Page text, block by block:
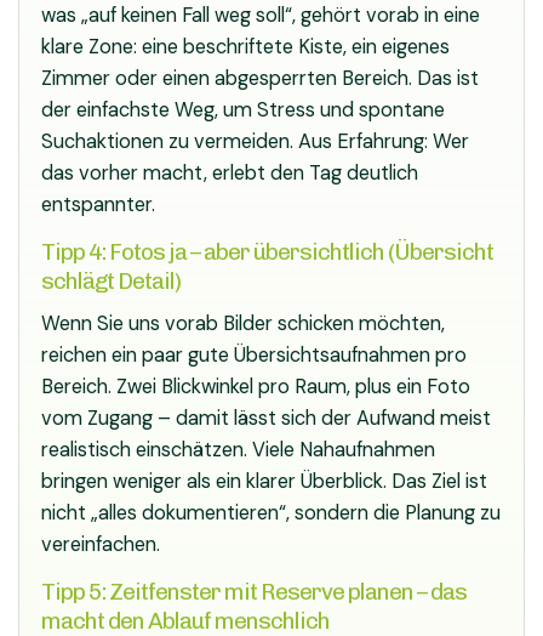
was „auf keinen Fall weg soll“, gehört vorab in eine
klare Zone: eine beschriftete Kiste, ein eigenes
Zimmer oder einen abgesperrten Bereich. Das ist
der einfachste Weg, um Stress und spontane
Suchaktionen zu vermeiden. Aus Erfahrung: Wer
das vorher macht, erlebt den Tag deutlich
entspannter.
Tipp 4: Fotos ja – aber übersichtlich (Übersicht
schlägt Detail)
Wenn Sie uns vorab Bilder schicken möchten,
reichen ein paar gute Übersichtsaufnahmen pro
Bereich. Zwei Blickwinkel pro Raum, plus ein Foto
vom Zugang – damit lässt sich der Aufwand meist
realistisch einschätzen. Viele Nahaufnahmen
bringen weniger als ein klarer Überblick. Das Ziel ist
nicht „alles dokumentieren“, sondern die Planung zu
vereinfachen.
Tipp 5: Zeitfenster mit Reserve planen – das
macht den Ablauf menschlich